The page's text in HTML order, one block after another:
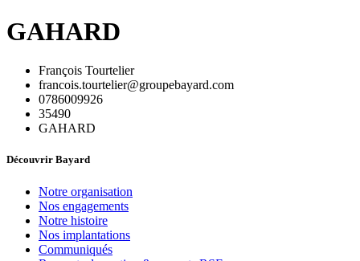
GAHARD
François Tourtelier
francois.tourtelier@groupebayard.com
0786009926
35490
GAHARD
Découvrir Bayard
Notre organisation
Nos engagements
Notre histoire
Nos implantations
Communiqués